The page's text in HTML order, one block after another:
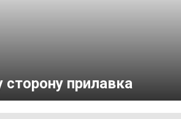
сторону прилавка